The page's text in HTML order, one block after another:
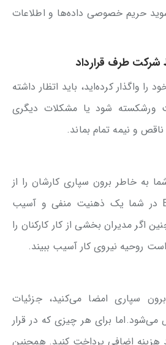
حریم خصوصی داده‌ها و اطلاعات
شرکت طرف قرارداد
را واگذار کرده‌اید، باید اتظار داشته
ورشکسته شود یا مشکلات دیگری
و نیمه تمام بماند.
به خاطر برون سپاری کارشان را از
دست داده باشند، BPO در شما یک ذهنیت منفی و آسیب
اگر مدیران بخشی از کار کارکنان را
روحیه نیروی کار آسیب ببیند.
سپاری امضا می‌کنید، جزئیات
برای هر چیزی که در قرار
هزینه اضافی پرداخت کنید. همچنین